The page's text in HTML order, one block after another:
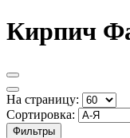
Кирпич
На страницу:
Сортировка:
Фильтры